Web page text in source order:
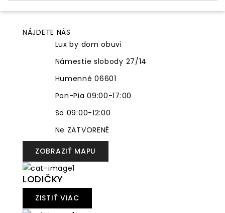
NÁJDETE NÁS
Lux by dom obuvi
Námestie slobody 27/14
Humenné 06601
Pon-Pia 09:00-17:00
So 09:00-12:00
Ne ZATVORENÉ
ZOBRAZIŤ MAPU
LODIČKY
ZISTIŤ VIAC